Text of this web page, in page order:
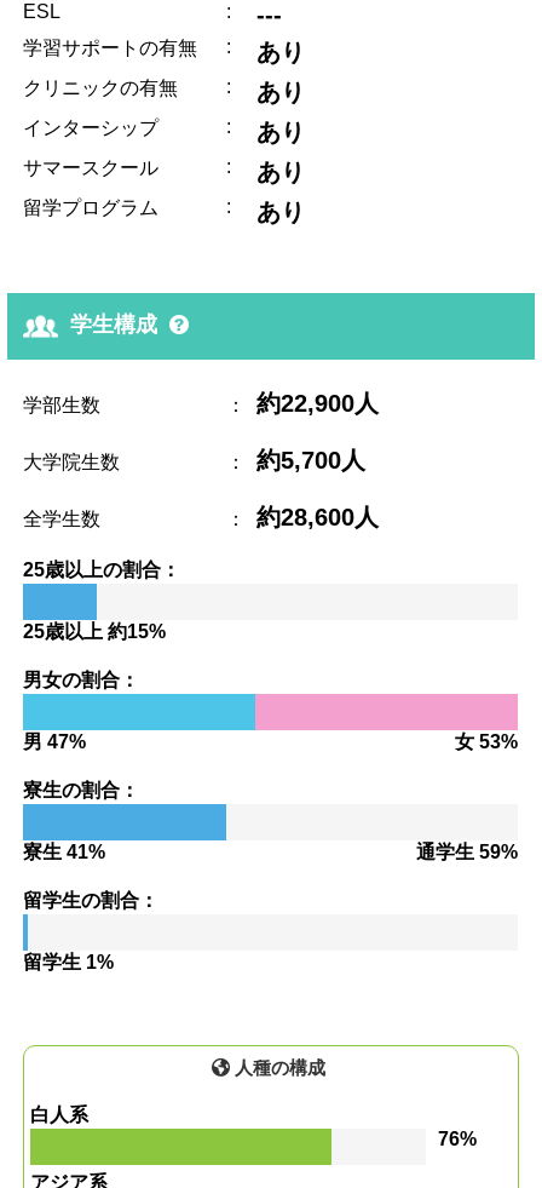
ESL : ---
学習サポートの有無 : あり
クリニックの有無 : あり
インターシップ : あり
サマースクール : あり
留学プログラム : あり
学生構成
学部生数 ： 約22,900人
大学院生数 ： 約5,700人
全学生数 ： 約28,600人
25歳以上の割合：
25歳以上 約15%
男女の割合：
男 47% 女 53%
寮生の割合：
寮生 41% 通学生 59%
留学生の割合：
留学生 1%
人種の構成
白人系
76%
アジア系